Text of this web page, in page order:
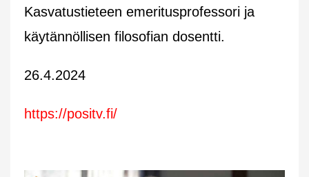
Kasvatustieteen emeritusprofessori ja
käytännöllisen filosofian dosentti.
26.4.2024
https://positv.fi/